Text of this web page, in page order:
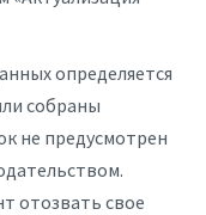
определяется
собраны
не предусмотрен
отозвать свое